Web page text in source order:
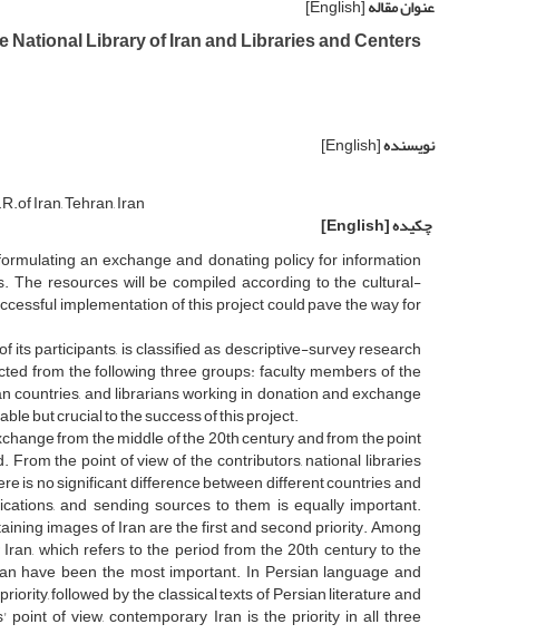
عنوان مقاله[English]
Library of Iran and Libraries and Centers
نویسنده[English]
Iran, Tehran, Iran
چکیده[English]
an exchange and donating policy for information
The resources will be compiled according to the cultural-
implementation of this project could pave the way for
participants, is classified as descriptive-survey research
from the following three groups: faculty members of the
countries, and librarians working in donation and exchange
but crucial to the success of this project.
from the middle of the 20th century and from the point
the point of view of the contributors, national libraries
is no significant difference between different countries and
and sending sources to them is equally important.
images of Iran are the first and second priority. Among
which refers to the period from the 20th century to the
have been the most important. In Persian language and
followed by the classical texts of Persian literature and
of view, contemporary Iran is the priority in all three